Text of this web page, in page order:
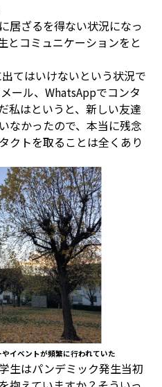
居ざるを得ない状況になっ
とコミュニケーションをと
てはいけないという状況で
ール、WhatsAppでコンタ
私はというと、新しい友達
なかったので、本当に残念
クトを取ることは全くあり
イベントが頻繁に行われていた
生はパンデミック発生当初